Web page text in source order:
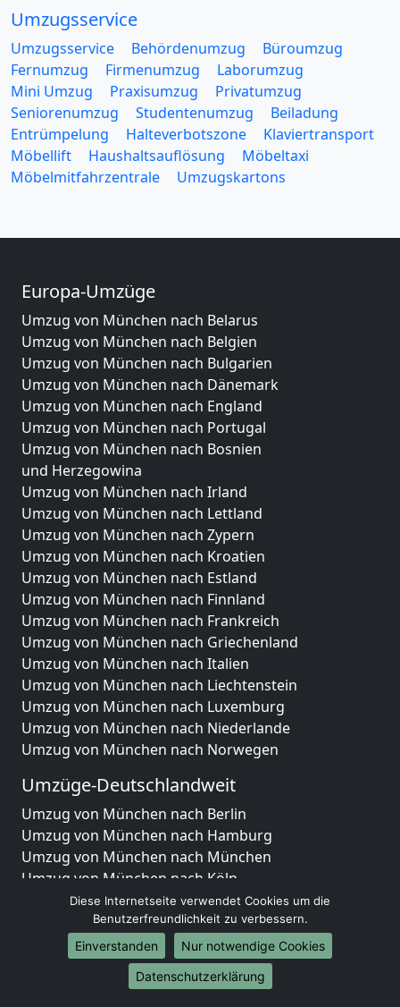
Umzugsservice
Umzugsservice Behördenumzug
Büroumzug
Fernumzug
Firmenumzug
Laborumzug
Mini Umzug
Praxisumzug
Privatumzug
Seniorenumzug
Studentenumzug
Beiladung
Entrümpelung
Halteverbotszone
Klaviertransport
Möbellift
Haushaltsauflösung
Möbeltaxi
Möbelmitfahrzentrale
Umzugskartons
Europa-Umzüge
Umzug von München nach Belarus
Umzug von München nach Belgien
Umzug von München nach Bulgarien
Umzug von München nach Dänemark
Umzug von München nach England
Umzug von München nach Portugal
Umzug von München nach Bosnien
und Herzegowina
Umzug von München nach Irland
Umzug von München nach Lettland
Umzug von München nach Zypern
Umzug von München nach Kroatien
Umzug von München nach Estland
Umzug von München nach Finnland
Umzug von München nach Frankreich
Umzug von München nach Griechenland
Umzug von München nach Italien
Umzug von München nach Liechtenstein
Umzug von München nach Luxemburg
Umzug von München nach Niederlande
Umzug von München nach Norwegen
Umzüge-Deutschlandweit
Umzug von München nach Berlin
Umzug von München nach Hamburg
Umzug von München nach München
Umzug von München nach Köln
Umzug von München nach Frankfurt am Main
Umzug von München nach Stuttgart
Umzug von München nach Düsseldorf
Umzug von München nach Leipzig
Umzug von München nach Dortmund
Diese Internetseite verwendet Cookies um die
Benutzerfreundlichkeit zu verbessern.
Einverstanden
Nur notwendige Cookies
Datenschutzerklärung